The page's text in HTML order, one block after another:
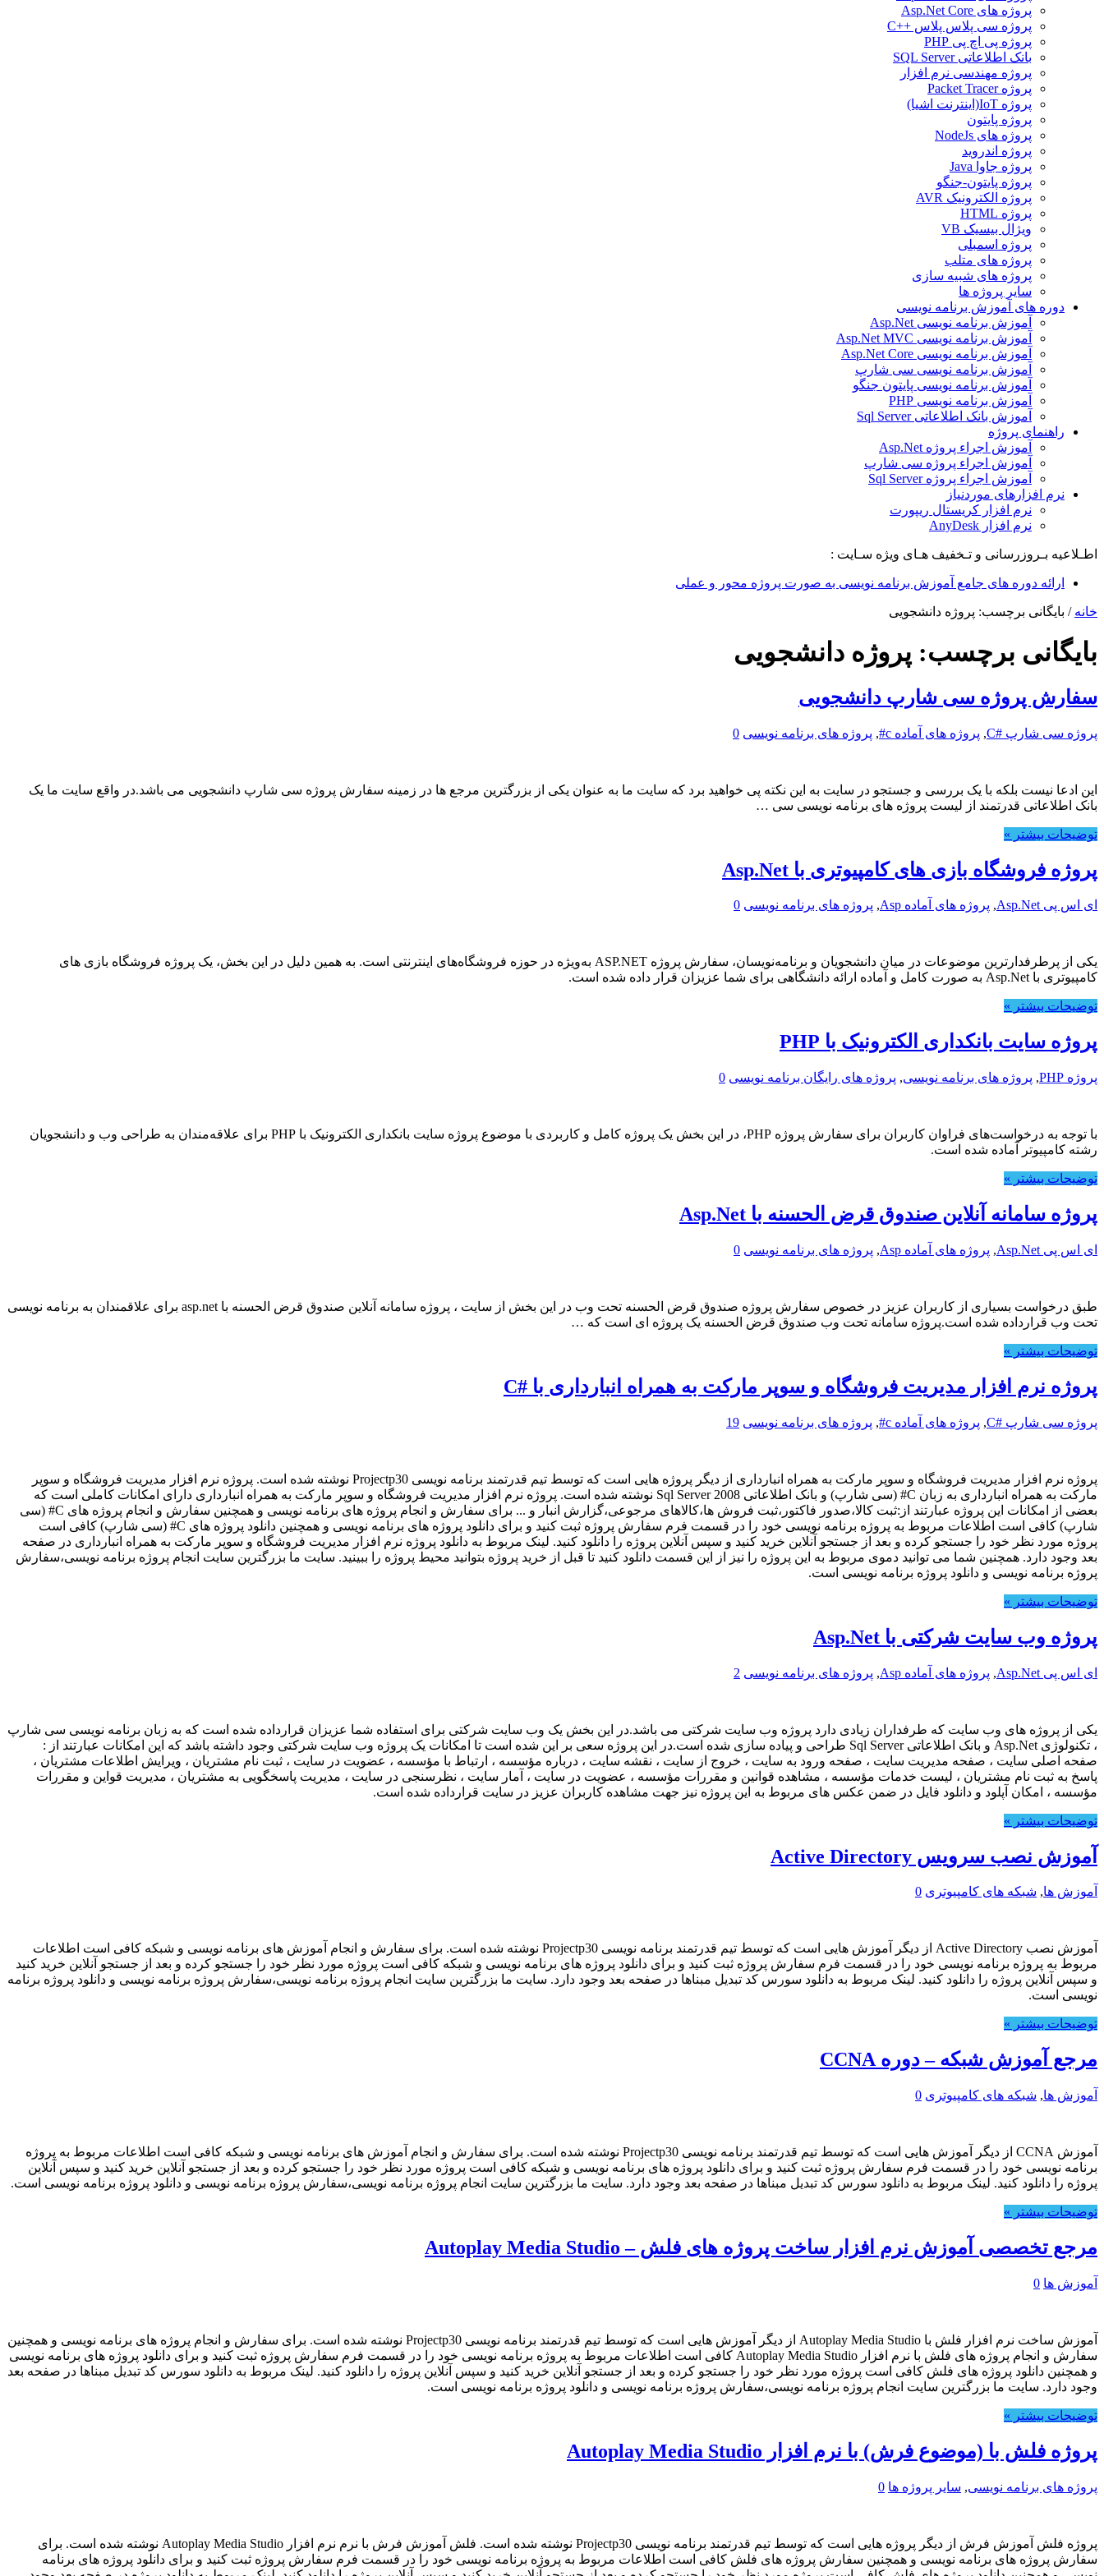
پروژه های Asp.Net Core
پروژه سی پلاس پلاس ++C
پروژه پی اچ پی PHP
بانک اطلاعاتی SQL Server
پروژه مهندسی نرم افزار
پروژه Packet Tracer
پروژه IoT(اینترنت اشیا)
پروژه پایتون
پروژه های NodeJs
پروژه اندروید
پروژه جاوا Java
پروژه پایتون-جنگو
پروژه الکترونیک AVR
پروژه HTML
ویژال بیسیک VB
پروژه اسمبلی
پروژه های متلب
پروژه های شبیه سازی
سایر پروژه ها
دوره های آموزش برنامه نویسی
آموزش برنامه نویسی Asp.Net
آموزش برنامه نویسی Asp.Net MVC
آموزش برنامه نویسی Asp.Net Core
آموزش برنامه نویسی سی شارپ
آموزش برنامه نویسی پایتون جنگو
آموزش برنامه نویسی PHP
آموزش بانک اطلاعاتی Sql Server
راهنمای پروژه
آموزش اجراء پروژه Asp.Net
آموزش اجراء پروژه سی شارپ
آموزش اجراء پروژه Sql Server
نرم افزارهای موردنیاز
نرم افزار کریستال ریپورت
نرم افزار AnyDesk
اطـلاعیه بـروزرسانی و تـخفیف هـای ویژه سـایت :
ارائه دوره های جامع آموزش برنامه نویسی به صورت پروژه محور و عملی
خانه / بایگانی برچسب: پروژه دانشجویی
بایگانی برچسب: پروژه دانشجویی
سفارش پروژه سی شارپ دانشجویی
پروژه سی شارپ #C , پروژه های آماده c# , پروژه های برنامه نویسی 0
این ادعا نیست بلکه با یک بررسی و جستجو در سایت به این نکته پی خواهید برد که سایت ما به عنوان یکی از بزرگترین مرجع ها در زمینه سفارش پروژه سی شارپ دانشجویی می باشد.در واقع سایت ما یک
بانک اطلاعاتی قدرتمند از لیست پروژه های برنامه نویسی سی …
توضیحات بیشتر »
پروژه فروشگاه بازی های کامپیوتری با Asp.Net
ای اس پی Asp.Net , پروژه های آماده Asp , پروژه های برنامه نویسی 0
یکی از پرطرفدارترین موضوعات در میان دانشجویان و برنامه‌نویسان، سفارش پروژه ASP.NET به‌ویژه در حوزه فروشگاه‌های اینترنتی است. به همین دلیل در این بخش، یک پروژه فروشگاه بازی های
کامپیوتری با Asp.Net به صورت کامل و آماده ارائه دانشگاهی برای شما عزیزان قرار داده شده است.
توضیحات بیشتر »
پروژه سایت بانکداری الکترونیک با PHP
پروژه PHP , پروژه های برنامه نویسی, پروژه های رایگان برنامه نویسی 0
با توجه به درخواست‌های فراوان کاربران برای سفارش پروژه PHP، در این بخش یک پروژه کامل و کاربردی با موضوع پروژه سایت بانکداری الکترونیک با PHP برای علاقه‌مندان به طراحی وب و دانشجویان
رشته کامپیوتر آماده شده است.
توضیحات بیشتر »
پروژه سامانه آنلاین صندوق قرض الحسنه با Asp.Net
ای اس پی Asp.Net , پروژه های آماده Asp , پروژه های برنامه نویسی 0
طبق درخواست بسیاری از کاربران عزیز در خصوص سفارش پروژه صندوق قرض الحسنه تحت وب در این بخش از سایت ، پروژه سامانه آنلاین صندوق قرض الحسنه با asp.net برای علاقمندان به برنامه نویسی
تحت وب قرارداده شده است.پروژه سامانه تحت وب صندوق قرض الحسنه یک پروژه ای است که …
توضیحات بیشتر »
پروژه نرم افزار مدیریت فروشگاه و سوپر مارکت به همراه انبارداری با #C
پروژه سی شارپ #C , پروژه های آماده c# , پروژه های برنامه نویسی 19
پروژه نرم افزار مدیریت فروشگاه و سوپر مارکت به همراه انبارداری از دیگر پروژه هایی است که توسط تیم قدرتمند برنامه نویسی Projectp30 نوشته شده است. پروژه نرم افزار مدیریت فروشگاه و سوپر
مارکت به همراه انبارداری به زبان C# (سی شارپ) و بانک اطلاعاتی Sql Server 2008 نوشته شده است. پروژه نرم افزار مدیریت فروشگاه و سوپر مارکت به همراه انبارداری دارای امکانات کاملی است که
بعضی از امکانات این پروژه عبارتند از:ثبت کالا،صدور فاکتور،ثبت فروش ها،کالاهای مرجوعی،گزارش انبار و ... برای سفارش و انجام پروژه های برنامه نویسی و همچنین سفارش و انجام پروژه های C# (سی
شارپ) کافی است اطلاعات مربوط به پروژه برنامه نویسی خود را در قسمت فرم سفارش پروژه ثبت کنید و برای دانلود پروژه های برنامه نویسی و همچنین دانلود پروژه های C# (سی شارپ) کافی است
پروژه مورد نظر خود را جستجو کرده و بعد از جستجو آنلاین خرید کنید و سپس آنلاین پروژه را دانلود کنید. لینک مربوط به دانلود پروژه نرم افزار مدیریت فروشگاه و سوپر مارکت به همراه انبارداری در صفحه
بعد وجود دارد. همچنین شما می توانید دموی مربوط به این پروژه را نیز از این قسمت دانلود کنید تا قبل از خرید پروژه بتوانید محیط پروژه را ببینید. سایت ما بزرگترین سایت انجام پروژه برنامه نویسی،سفارش
پروژه برنامه نویسی و دانلود پروژه برنامه نویسی است.
توضیحات بیشتر »
پروژه وب سایت شرکتی با Asp.Net
ای اس پی Asp.Net , پروژه های آماده Asp , پروژه های برنامه نویسی 2
یکی از پروژه های وب سایت که طرفداران زیادی دارد پروژه وب سایت شرکتی می باشد.در این بخش یک وب سایت شرکتی برای استفاده شما عزیزان قرارداده شده است که به زبان برنامه نویسی سی شارپ
، تکنولوژی Asp.Net و بانک اطلاعاتی Sql Server طراحی و پیاده سازی شده است.در این پروژه سعی بر این شده است تا امکانات یک پروژه وب سایت شرکتی وجود داشته باشد که این امکانات عبارتند از :
صفحه اصلی سایت ، صفحه مدیریت سایت ، صفحه ورود به سایت ، خروج از سایت ، نقشه سایت ، درباره مؤسسه ، ارتباط با مؤسسه ، عضویت در سایت ، ثبت نام مشتریان ، ویرایش اطلاعات مشتریان ،
پاسخ به ثبت نام مشتریان ، لیست خدمات مؤسسه ، مشاهده قوانین و مقررات مؤسسه ، عضویت در سایت ، آمار سایت ، نظرسنجی در سایت ، مدیریت پاسخگویی به مشتریان ، مدیریت قواین و مقررات
مؤسسه ، امکان آپلود و دانلود فایل در ضمن عکس های مربوط به این پروژه نیز جهت مشاهده کاربران عزیز در سایت قرارداده شده است.
توضیحات بیشتر »
آموزش نصب سرویس Active Directory
آموزش ها, شبکه های کامپیوتری 0
آموزش نصب Active Directory از دیگر آموزش هایی است که توسط تیم قدرتمند برنامه نویسی Projectp30 نوشته شده است. برای سفارش و انجام آموزش های برنامه نویسی و شبکه کافی است اطلاعات
مربوط به پروژه برنامه نویسی خود را در قسمت فرم سفارش پروژه ثبت کنید و برای دانلود پروژه های برنامه نویسی و شبکه کافی است پروژه مورد نظر خود را جستجو کرده و بعد از جستجو آنلاین خرید کنید
و سپس آنلاین پروژه را دانلود کنید. لینک مربوط به دانلود سورس کد تبدیل مبناها در صفحه بعد وجود دارد. سایت ما بزرگترین سایت انجام پروژه برنامه نویسی،سفارش پروژه برنامه نویسی و دانلود پروژه برنامه
نویسی است.
توضیحات بیشتر »
مرجع آموزش شبکه – دوره CCNA
آموزش ها, شبکه های کامپیوتری 0
آموزش CCNA از دیگر آموزش هایی است که توسط تیم قدرتمند برنامه نویسی Projectp30 نوشته شده است. برای سفارش و انجام آموزش های برنامه نویسی و شبکه کافی است اطلاعات مربوط به پروژه
برنامه نویسی خود را در قسمت فرم سفارش پروژه ثبت کنید و برای دانلود پروژه های برنامه نویسی و شبکه کافی است پروژه مورد نظر خود را جستجو کرده و بعد از جستجو آنلاین خرید کنید و سپس آنلاین
پروژه را دانلود کنید. لینک مربوط به دانلود سورس کد تبدیل مبناها در صفحه بعد وجود دارد. سایت ما بزرگترین سایت انجام پروژه برنامه نویسی،سفارش پروژه برنامه نویسی و دانلود پروژه برنامه نویسی است.
توضیحات بیشتر »
مرجع تخصصی آموزش نرم افزار ساخت پروژه های فلش – Autoplay Media Studio
آموزش ها 0
آموزش ساخت نرم افزار فلش با Autoplay Media Studio از دیگر آموزش هایی است که توسط تیم قدرتمند برنامه نویسی Projectp30 نوشته شده است. برای سفارش و انجام پروژه های برنامه نویسی و همچنین
سفارش و انجام پروژه های فلش با نرم افزار Autoplay Media Studio کافی است اطلاعات مربوط به پروژه برنامه نویسی خود را در قسمت فرم سفارش پروژه ثبت کنید و برای دانلود پروژه های برنامه نویسی
و همچنین دانلود پروژه های فلش کافی است پروژه مورد نظر خود را جستجو کرده و بعد از جستجو آنلاین خرید کنید و سپس آنلاین پروژه را دانلود کنید. لینک مربوط به دانلود سورس کد تبدیل مبناها در صفحه بعد
وجود دارد. سایت ما بزرگترین سایت انجام پروژه برنامه نویسی،سفارش پروژه برنامه نویسی و دانلود پروژه برنامه نویسی است.
توضیحات بیشتر »
پروژه فلش با (موضوع فرش) با نرم افزار Autoplay Media Studio
پروژه های برنامه نویسی, سایر پروژه ها 0
پروژه فلش آموزش فرش از دیگر پروژه هایی است که توسط تیم قدرتمند برنامه نویسی Projectp30 نوشته شده است. فلش آموزش فرش با نرم نرم افزار Autoplay Media Studio نوشته شده است. برای
سفارش پروژه های برنامه نویسی و همچنین سفارش پروژه های فلش کافی است اطلاعات مربوط به پروژه برنامه نویسی خود را در قسمت فرم سفارش پروژه ثبت کنید و برای دانلود پروژه های برنامه